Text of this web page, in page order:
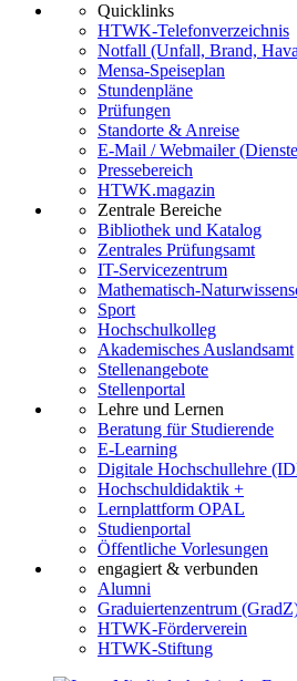
Quicklinks
HTWK-Telefonverzeichnis
Notfall (Unfall, Brand,
Mensa-Speiseplan
Stundenpläne
Prüfungen
Standorte & Anreise
E-Mail / Webmailer
Pressebereich
HTWK.magazin
Zentrale Bereiche
Bibliothek und Katalog
Zentrales Prüfungsamt
IT-Servicezentrum
Mathematisch-
Sport
Hochschulkolleg
Akademisches Auslandsamt
Stellenangebote
Stellenportal
Lehre und Lernen
Beratung für Studierende
E-Learning
Digitale Hochschullehre
Hochschuldidaktik +
Lernplattform OPAL
Studienportal
Öffentliche Vorlesungen
engagiert & verbunden
Alumni
Graduiertenzentrum
HTWK-Förderverein
HTWK-Stiftung